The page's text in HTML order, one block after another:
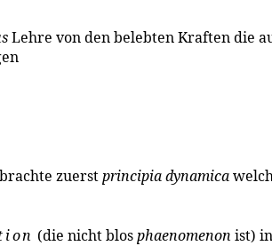
Lehre von den belebten Kraften die
brachte zuerstprincipia dynamica
(die nicht blosphaenomenon ist)